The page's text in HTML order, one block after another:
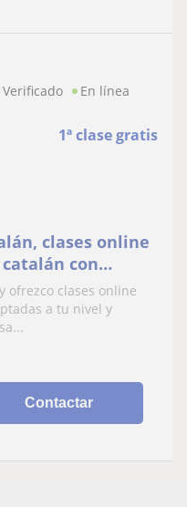
1ª clase gratis
En línea
clases online
con
ofrezco clases online
a tu nivel y
Contactar